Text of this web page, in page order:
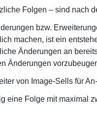
Folgen – sind nach
bzw.
machen, ist ein
Änderungen an
Änderungen
von Image-Sells für
eine Folge mit maximal